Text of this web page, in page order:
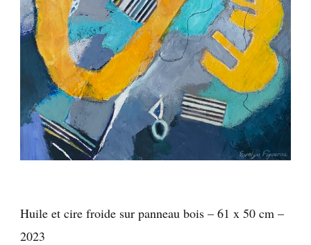
Huile et cire froide sur panneau bois – 61 x 50 cm –
2023